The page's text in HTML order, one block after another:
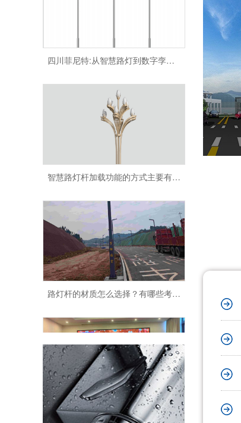
路灯杆的材质怎么选择？有哪些考虑因素？
2025菲尼特开工大吉!